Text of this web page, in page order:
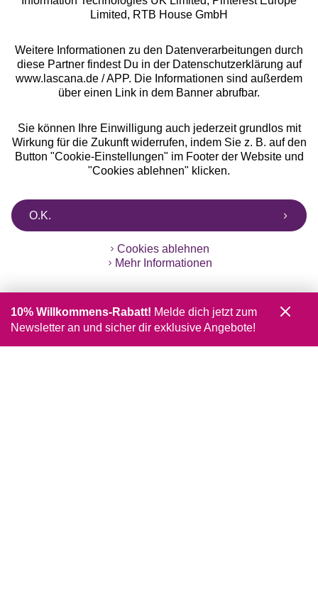
Limited, RTB House GmbH
Weitere Informationen zu den Datenverarbeitungen durch
diese Partner findest Du in der Datenschutzerklärung auf
www.lascana.de / APP. Die Informationen sind außerdem
über einen Link in dem Banner abrufbar.
Sie können Ihre Einwilligung auch jederzeit grundlos mit
Wirkung für die Zukunft widerrufen, indem Sie z. B. auf den
Button "Cookie-Einstellungen" im Footer der Website und
"Cookies ablehnen" klicken.
O.K.
Cookies ablehnen
Mehr Informationen
10% Willkommens-Rabatt! Melde dich jetzt zum
Newsletter an und sicher dir exklusive Angebote!